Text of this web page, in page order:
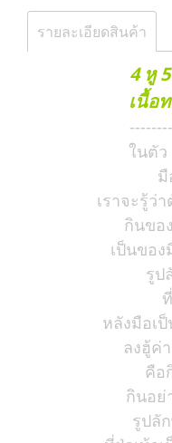
รายละเอียดสินค้า
4 หู
เนื้อ
ในตัว
เราจะรู้ว่
กินขอ
เป็นของ
รูป
หลังมือเ
ลงฮู้ค่
คือ
กินอย่
รูปลั